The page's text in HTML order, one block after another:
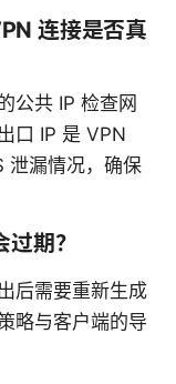
连接是否真
公共 IP 检查网
口 IP 是 VPN
泄漏情况，确保
期？
后需要重新生成
略与客户端的导